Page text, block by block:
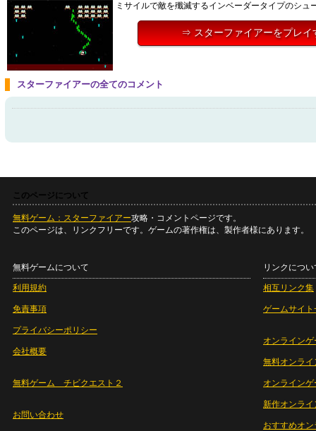
ミサイルで敵を殲滅するインベーダータイプのシュ
⇒ スターファイアーをプレイ
スターファイアーの全てのコメント
このページについて
無料ゲーム：スターファイアー攻略・コメントページです。
このページは、リンクフリーです。ゲームの著作権は、製作者様にあります。
無料ゲームについて
利用規約
免責事項
プライバシーポリシー
会社概要
無料ゲーム チビクエスト２
お問い合わせ
リンクについ
相互リンク集
ゲームサイト
オンラインゲ
無料オンライ
オンライン
新作オンライ
おすすめオ